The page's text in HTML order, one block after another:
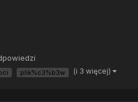
na rwrr pojawia sie nastepujący
zdjęcie w załącze...
plik%c3%b3w (i 3 więcej)